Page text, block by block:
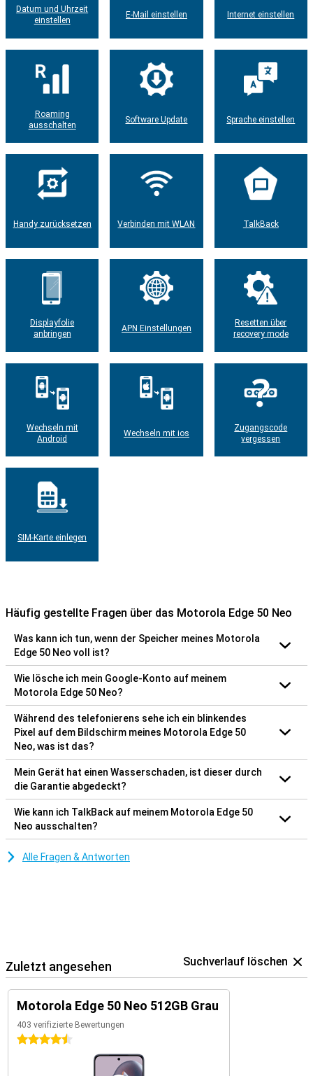
Datum und Uhrzeit
einstellen
E-Mail einstellen Internet einstellen
Roaming
ausschalten
Software Update Sprache einstellen
Handy zurücksetzen Verbinden mit WLAN TalkBack
Displayfolie
anbringen
APN Einstellungen
Resetten über
recovery mode
Wechseln mit
Android
Wechseln mit ios
Zugangscode
vergessen
SIM-Karte einlegen
Häufig gestellte Fragen über das Motorola Edge 50 Neo
Was kann ich tun, wenn der Speicher meines Motorola
Edge 50 Neo voll ist?
Wie lösche ich mein Google-Konto auf meinem
Motorola Edge 50 Neo?
Während des telefonierens sehe ich ein blinkendes
Pixel auf dem Bildschirm meines Motorola Edge 50
Neo, was ist das?
Mein Gerät hat einen Wasserschaden, ist dieser durch
die Garantie abgedeckt?
Wie kann ich TalkBack auf meinem Motorola Edge 50
Neo ausschalten?
Alle Fragen & Antworten
Zuletzt angesehen Suchverlauf löschen
Motorola Edge 50 Neo 512GB Grau
403 verifizierte Bewertungen
4.5 Sterne